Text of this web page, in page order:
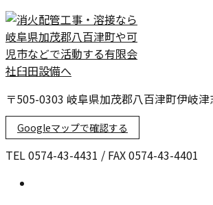
〒505-0303 岐阜県加茂郡八百津町伊岐
Googleマップで確認する
TEL 0574-43-4431 / FAX 0574-43-4401